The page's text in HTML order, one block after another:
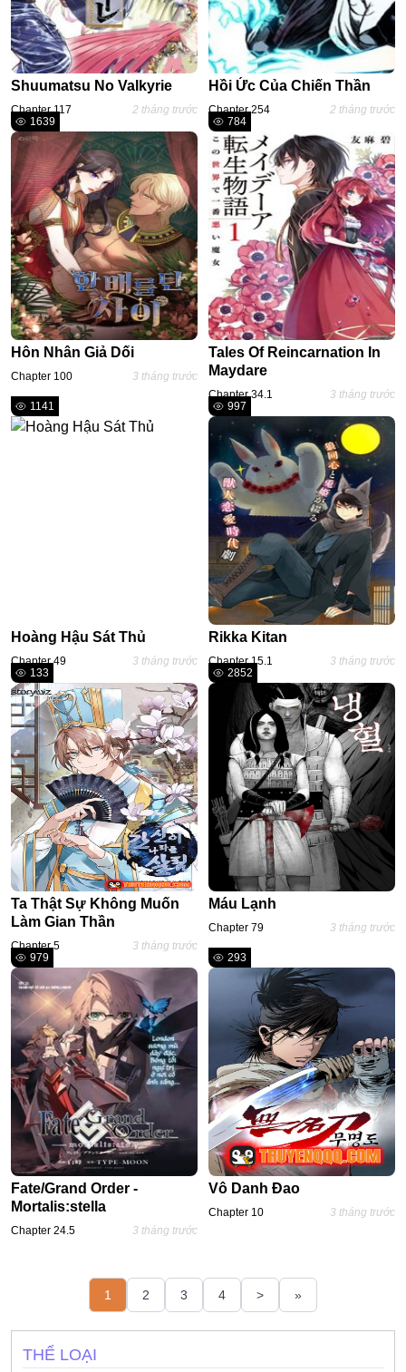
Thiếu Nhi
Mafia
Shuumatsu No Valkyrie
Chapter 117 2 tháng trước
Hồi Ức Của Chiến Thần
Chapter 254
2 tháng trước
1639
Hôn Nhân Giả Dối
Chapter 100 3 tháng trước
784
Tales Of Reincarnation In
Maydare
Chapter 34.1
3 tháng trước
1141
Hoàng Hậu Sát Thủ
Chapter 49 3 tháng trước
997
Rikka Kitan
Chapter 15.1
3 tháng trước
133
Ta Thật Sự Không Muốn
Làm Gian Thần
Chapter 5 3 tháng trước
2852
Máu Lạnh
Chapter 79 3 tháng trước
979
Fate/Grand Order -
Mortalis:stella
Chapter 24.5 3 tháng trước
293
Vô Danh Đao
Chapter 10 3 tháng trước
1 2 3 4 > »
THỂ LOẠI